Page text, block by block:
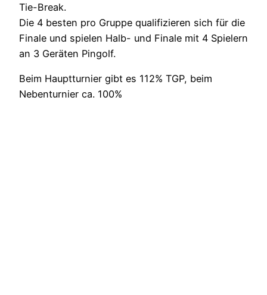
Tie-Break.
Die 4 besten pro Gruppe qualifizieren sich für die
Finale und spielen Halb- und Finale mit 4 Spielern
an 3 Geräten Pingolf.
Beim Hauptturnier gibt es 112% TGP, beim
Nebenturnier ca. 100%